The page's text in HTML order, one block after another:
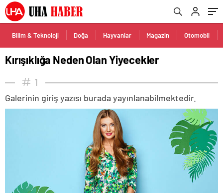
Bilim & Teknoloji Doğa Hayvanlar Magazin Otomobil
Kırışıklığa Neden Olan Yiyecekler
1
Galerinin giriş yazısı burada yayınlanabilmektedir.